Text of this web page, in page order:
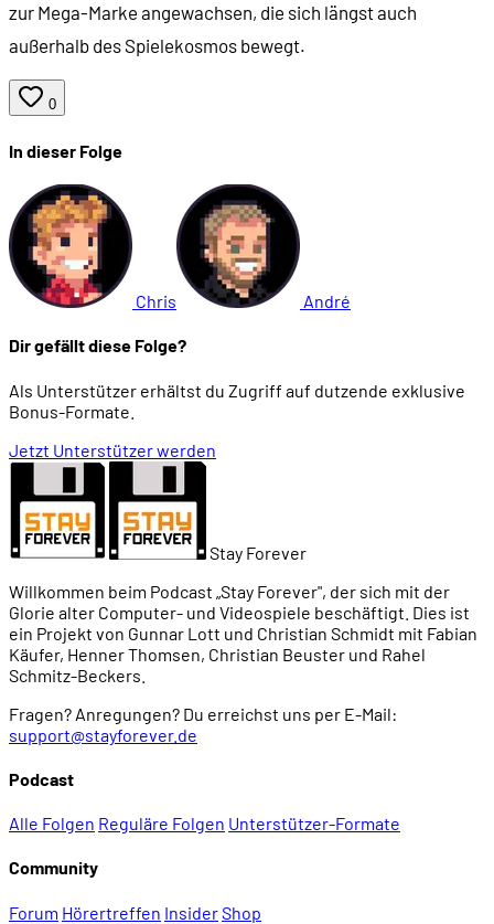
zur Mega-Marke angewachsen, die sich längst auch
außerhalb des Spielekosmos bewegt.
0
In dieser Folge
Chris André
Dir gefällt diese Folge?
Als Unterstützer erhältst du Zugriff auf dutzende exklusive
Bonus-Formate.
Jetzt Unterstützer werden
Stay Forever
Willkommen beim Podcast „Stay Forever", der sich mit der
Glorie alter Computer- und Videospiele beschäftigt. Dies ist
ein Projekt von Gunnar Lott und Christian Schmidt mit Fabian
Käufer, Henner Thomsen, Christian Beuster und Rahel
Schmitz-Beckers.
Fragen? Anregungen? Du erreichst uns per E-Mail:
support@stayforever.de
Podcast
Alle Folgen Reguläre Folgen Unterstützer-Formate
Community
Forum Hörertreffen InsiderShop